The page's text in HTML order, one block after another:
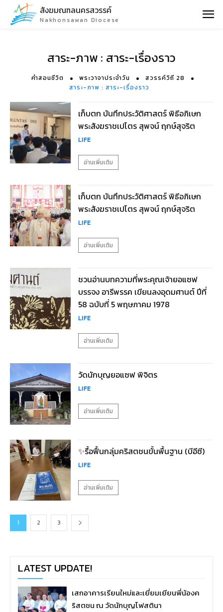
สังฆมณฑลนครสวรรค์
Nakhonsawan Diocese
สาระ-ภาพ : สาระ-เรื่องราว
คำสอนชีวิต พระวาจาประจำวัน
สวรรค์วิถี 28
สาระ-ภาพ : สาระ-เรื่องราว
เก็บตก บันทึกประวัติศาสตร์ พิธีอภิเษก
พระสังฆราชเปโตร สุพจน์ ฤกษ์สุจริต
LIFE
อ่านเพิ่มเติม
เก็บตก บันทึกประวัติศาสตร์ พิธีอภิเษก
พระสังฆราชเปโตร สุพจน์ ฤกษ์สุจริต
LIFE
อ่านเพิ่มเติม
ชวนอ่านบทความที่พระคุณเจ้ายอแซฟ
บรรจง อารีพรรค เขียนลงอุดมศานต์ ปีที่
58 ฉบับที่ 5 พฤษภาคม 1978
LIFE
อ่านเพิ่มเติม
วัดนักบุญยอแซฟ พิจิตร
LIFE
อ่านเพิ่มเติม
✨รื้อฟื้นกลุ่มคริสตชนขั้นพื้นฐาน (บีอีซี)
LIFE
อ่านเพิ่มเติม
1 2 3
LATEST UPDATE!
เสกอาคารเรียนใหม่และเยี่ยมเยียนพี่น้องค
ริสตชน ณ วัดนักบุญโฟสตินา